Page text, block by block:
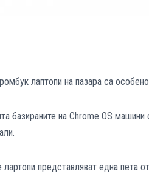
лаптопи на пазара са
базираните на Chrome OS
лартопи представляват една